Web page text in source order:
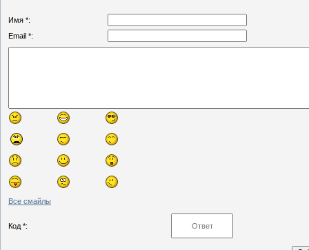
Имя *:
Email *:
Все смайлы
Код *: